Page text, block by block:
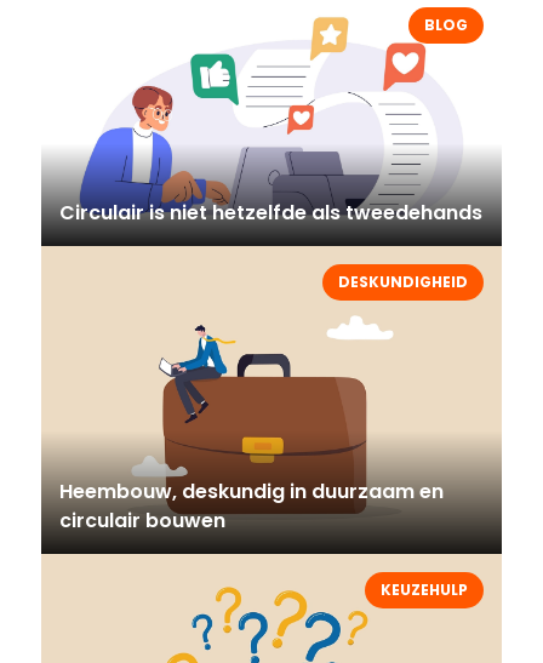
BLOG
Circulair is niet hetzelfde als tweedehands
DESKUNDIGHEID
Heembouw, deskundig in duurzaam en
circulair bouwen
KEUZEHULP